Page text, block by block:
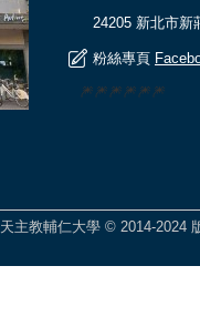
24205 新北市新
粉絲專頁
🎆🎆🎆🎆🎆🎆
天主教輔仁大學 © 2014-2024